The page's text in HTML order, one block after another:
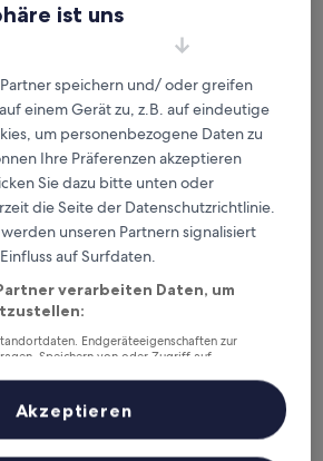
Imazato entfernt
Der
Preis
beträgt
49 €
49 €
1. Sept.–2. Sept.
osaka
osaka
osaka
ist uns
Partner speichern und/ oder greifen
einem Gerät zu, z.B. auf eindeutige
um personenbezogene Daten zu
Ihre Präferenzen akzeptieren
Sie dazu bitte unten oder
die Seite der Datenschutzrichtlinie.
unseren Partnern signalisiert
auf Surfdaten.
verarbeiten Daten, um
Endgeräteeigenschaften zur
Speichern von oder Zugriff auf
und der Performance von Inhalten,
Entwicklung und Verbesserung von
Akzeptieren